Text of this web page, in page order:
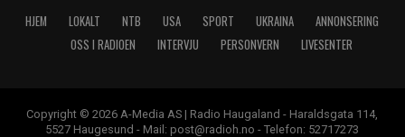
HJEM LOKALT NTB USA SPORT UKRAINA
ANNONSERING
OSS I RADIOEN
INTERVJU PERSONVERN LIVESENTER
Copyright © 2026 A-Media AS | Radio Haugaland - Haraldsgata 114,
5527 Haugesund - Mail: post@radioh.no - Telefon: 52717273